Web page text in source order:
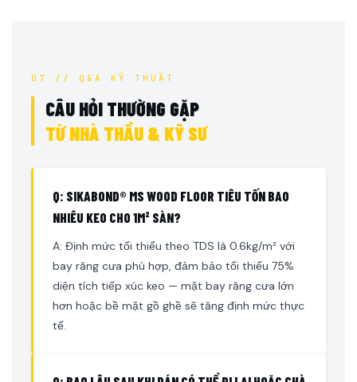
07 // Q&A KỸ THUẬT
CÂU HỎI THƯỜNG GẶP
TỪ NHÀ THẦU & KỸ SƯ
Q: SIKABOND® MS WOOD FLOOR TIÊU TỐN BAO
NHIÊU KEO CHO 1M² SÀN?
A: Định mức tối thiểu theo TDS là 0.6kg/m² với
bay răng cưa phù hợp, đảm bảo tối thiểu 75%
diện tích tiếp xúc keo — mặt bay răng cưa lớn
hơn hoặc bề mặt gồ ghề sẽ tăng định mức thực
tế.